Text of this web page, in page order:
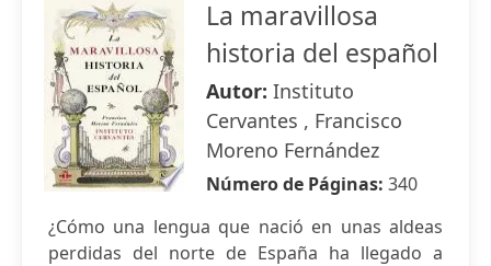
La maravillosa
historia del español
Autor: Instituto
Cervantes , Francisco
Moreno Fernández
Número de Páginas: 340
¿Cómo una lengua que nació en unas aldeas
perdidas del norte de España ha llegado a